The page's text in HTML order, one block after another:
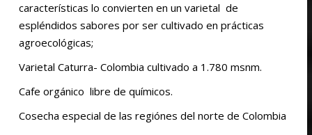
características lo convierten en un varietal de
espléndidos sabores por ser cultivado en prácticas
agroecológicas;
Varietal Caturra- Colombia cultivado a 1.780 msnm.
Cafe orgánico libre de químicos.
Cosecha especial de las regiónes del norte de Colombia